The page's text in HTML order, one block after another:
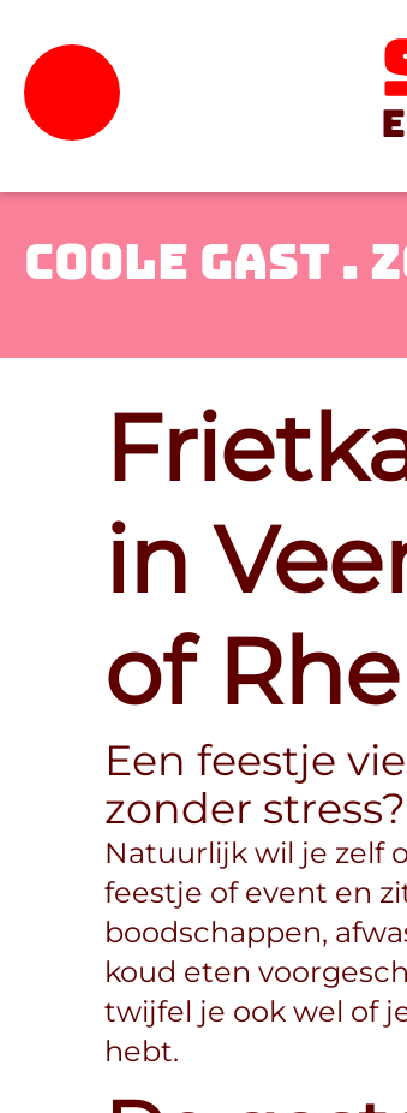
COOLE GAST .
in
of
Een feestje
zonder stress?
Natuurlijk wil je zelf
feestje of event en
boodschappen,
koud eten
twijfel je ook wel of
hebt.